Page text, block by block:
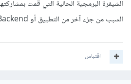
الشيفرة البرمجية الحالية التي قمت
السبب من جزء آخر من التطبيق أو Backend عليه قيود لعدد الطلبيات
اقتباس